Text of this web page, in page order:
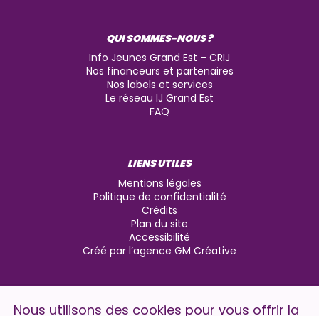
QUI SOMMES-NOUS ?
Info Jeunes Grand Est – CRIJ
Nos financeurs et partenaires
Nos labels et services
Le réseau IJ Grand Est
FAQ
LIENS UTILES
Mentions légales
Politique de confidentialité
Crédits
Plan du site
Accessibilité
Créé par l’agence GM Créative
Nous utilisons des cookies pour vous offrir la